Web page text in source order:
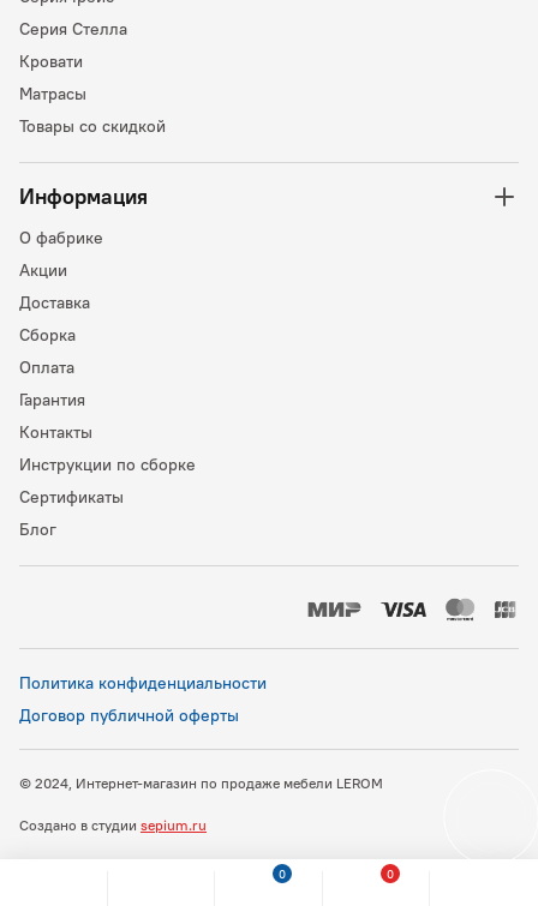
Серия Стелла
Кровати
Матрасы
Товары со скидкой
Информация
О фабрике
Акции
Доставка
Сборка
Оплата
Гарантия
Контакты
Инструкции по сборке
Сертификаты
Блог
Политика конфиденциальности
Договор публичной оферты
© 2024, Интернет-магазин по продаже мебели LEROM
Создано в студии sepium.ru
0 0